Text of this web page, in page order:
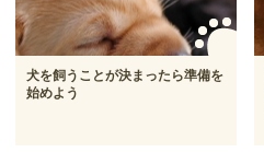
犬を飼うことが決まったら準備を
始めよう